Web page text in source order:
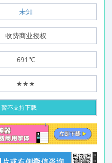
未知
收费商业授权
691℃
★★★
暂不支持下载